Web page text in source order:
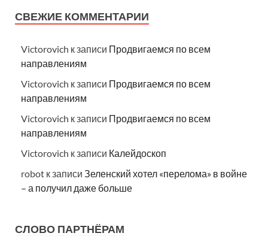
СВЕЖИЕ КОММЕНТАРИИ
Victorovich к записи Продвигаемся по всем
направлениям
Victorovich к записи Продвигаемся по всем
направлениям
Victorovich к записи Продвигаемся по всем
направлениям
Victorovich к записи Калейдоскоп
robot к записи Зеленский хотел «перелома» в войне
– а получил даже больше
СЛОВО ПАРТНЁРАМ